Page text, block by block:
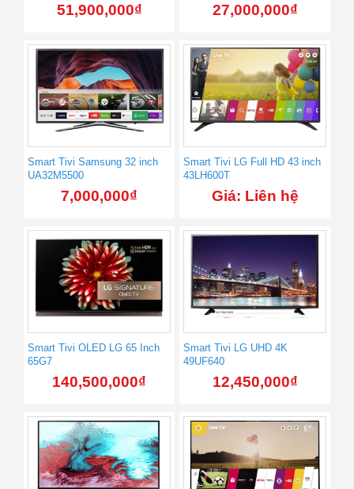
51,900,000₫ 27,000,000₫
Smart Tivi Samsung 32 inch
UA32M5500
7,000,000₫
Smart Tivi LG Full HD 43 inch
43LH600T
Giá: Liên hệ
Smart Tivi OLED LG 65 Inch
65G7
140,500,000₫
Smart Tivi LG UHD 4K
49UF640
12,450,000₫